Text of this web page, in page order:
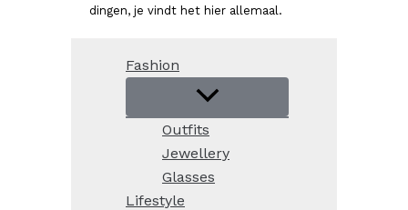
dingen, je vindt het hier allemaal.
Fashion
Outfits
Jewellery
Glasses
Lifestyle